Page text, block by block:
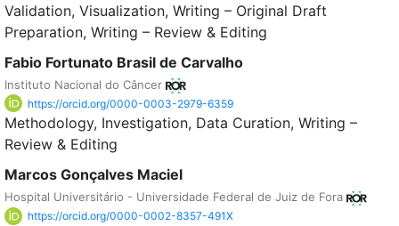
Validation Visualization Writing – Original Draft
Preparation Writing – Review & Editing
Fabio Fortunato Brasil de Carvalho
Instituto Nacional do Câncer
https://orcid.org/0000-0003-2979-6359
Methodology Investigation Data Curation Writing –
Review & Editing
Marcos Gonçalves Maciel
Hospital Universitário - Universidade Federal de Juiz de Fora
https://orcid.org/0000-0002-8357-491X